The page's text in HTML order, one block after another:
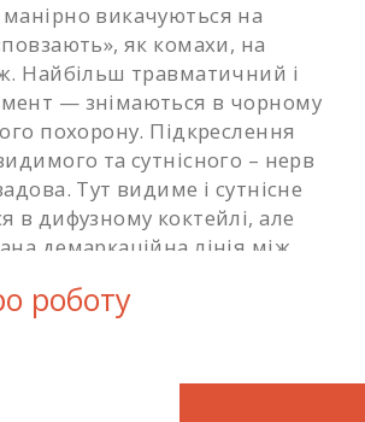
викачуються на
як комахи, на
Найбільш травматичний і
— знімаються в чорному
похорону. Підкреслення
та сутнісного – нерв
Тут видиме і сутнісне
в дифузному коктейлі, але
демаркаційна лінія між
роботу